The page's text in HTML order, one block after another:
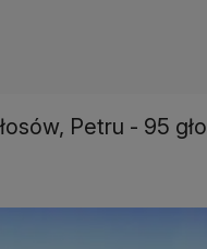
Petru - 95